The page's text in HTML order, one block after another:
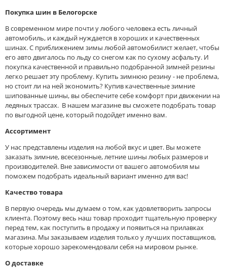
Покупка шин в Белогорске
В современном мире почти у любого человека есть личный
автомобиль, и каждый нуждается в хороших и качественных
шинах. С приближением зимы любой автомобилист желает, чтобы
его авто двигалось по льду со снегом как по сухому асфальту. И
покупка качественной и правильно подобранной зимней резины
легко решает эту проблему. Купить зимнюю резину - не проблема,
но стоит ли на ней экономить? Купив качественные зимние
шипованные шины, вы обеспечите себе комфорт при движении на
ледяных трассах. В нашем магазине вы сможете подобрать товар
по выгодной цене, который подойдет именно вам.
Ассортимент
У нас представлены изделия на любой вкус и цвет. Вы можете
заказать зимние, всесезонные, летние шины любых размеров и
производителей. Вне зависимости от вашего автомобиля мы
поможем подобрать идеальный вариант именно для вас!
Качество товара
В первую очередь мы думаем о том, как удовлетворить запросы
клиента. Поэтому весь наш товар проходит тщательную проверку
перед тем, как поступить в продажу и появиться на прилавках
магазина. Мы заказываем изделия только у лучших поставщиков,
которые хорошо зарекомендовали себя на мировом рынке.
О доставке